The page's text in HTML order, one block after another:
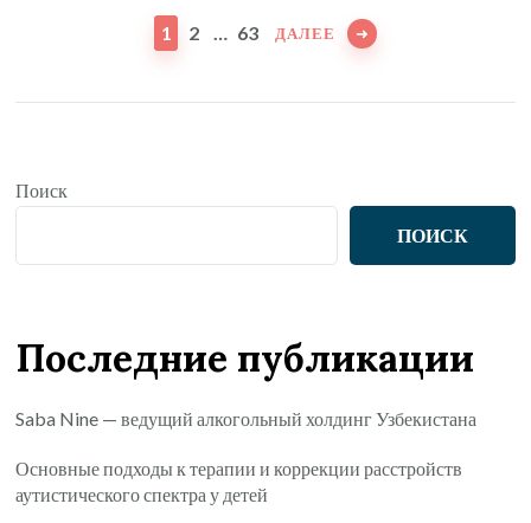
записейСТРАНИЦА
1 СТРАНИЦА
2 … СТРАНИЦА
63 ДАЛЕЕ
Поиск
ПОИСК
Последние публикации
Saba Nine — ведущий алкогольный холдинг Узбекистана
Основные подходы к терапии и коррекции расстройств
аутистического спектра у детей